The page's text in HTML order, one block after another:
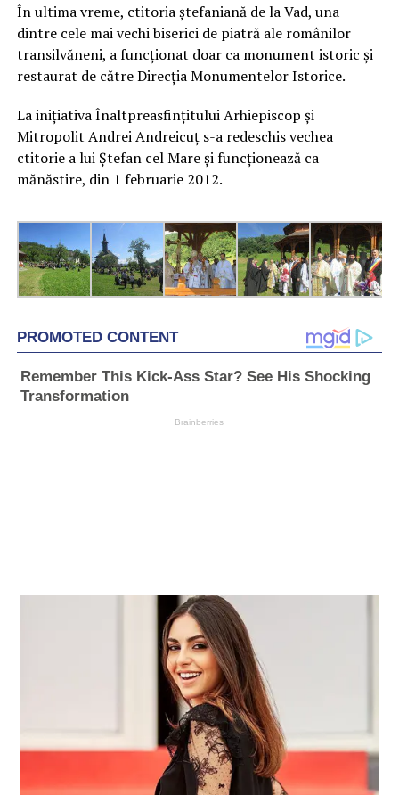
În ultima vreme, ctitoria ștefaniană de la Vad, una
dintre cele mai vechi biserici de piatră ale românilor
transilvăneni, a funcționat doar ca monument istoric și
restaurat de către Direcția Monumentelor Istorice.
La inițiativa Înaltpreasfințitului Arhiepiscop și
Mitropolit Andrei Andreicuț s-a redeschis vechea
ctitorie a lui Ștefan cel Mare și funcționează ca
mănăstire, din 1 februarie 2012.